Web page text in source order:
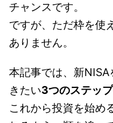
チャンスです。
ですが、ただ枠を使
ありません。
本記事では、新
きたい3つのステップ
これから投資を始め